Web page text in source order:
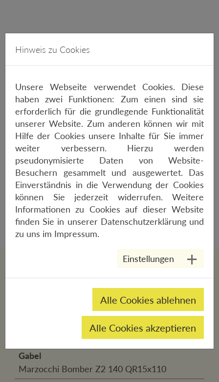
ORBEA RISE H30
5500,-€
SPEZIFIKATIONEN
Orbea Rise Hydro 2022 140mm travel 29"
Gabel
Marzocchi Bomber Z2 140 QR15x110
Hinweis zu Cookies
Unsere Webseite verwendet Cookies. Diese
haben zwei Funktionen: Zum einen sind sie
erforderlich für die grundlegende Funktionalität
unserer Website. Zum anderen können wir mit
Hilfe der Cookies unsere Inhalte für Sie immer
weiter verbessern. Hierzu werden
pseudonymisierte Daten von Website-
Besuchern gesammelt und ausgewertet. Das
Einverständnis in die Verwendung der Cookies
können Sie jederzeit widerrufen. Weitere
Informationen zu Cookies auf dieser Website
finden Sie in unserer Datenschutzerklärungund
zu uns im Impressum.
Einstellungen
Alle Cookies ablehnen
Alle Cookies akzeptieren